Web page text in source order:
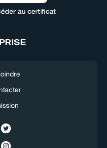
au certificat